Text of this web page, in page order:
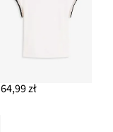
64,99 zł